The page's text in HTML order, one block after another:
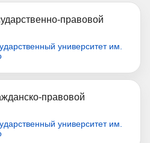
правовой
университет им.
правовой
университет им.